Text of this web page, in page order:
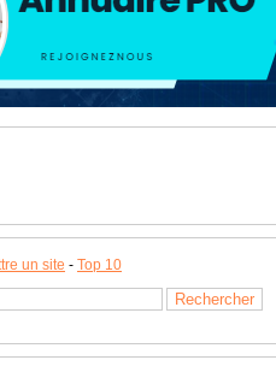
un site - Top 10